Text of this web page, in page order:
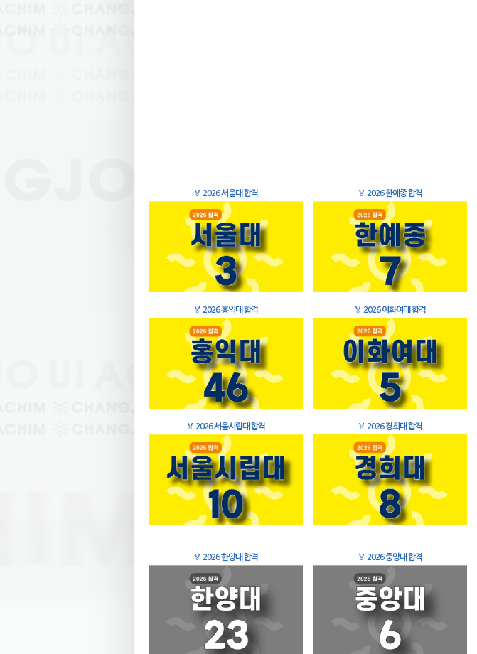
🏅 2026 서울대 합격 🏅 2026 한예종 합격
🏅 2026 홍익대 합격 🏅 2026 이화여대 합격
🏅 2026 서울시립대 합격 🏅 2026 경희대 합격
🏅 2026 한양대 합격 🏅 2026 중앙대 합격